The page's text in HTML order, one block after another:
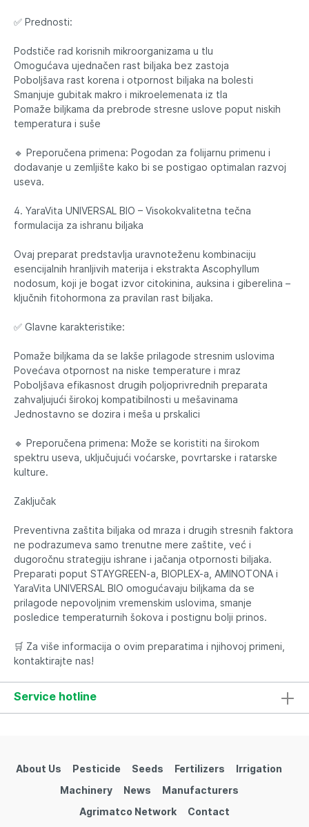
✅ Prednosti:
Podstiče rad korisnih mikroorganizama u tlu
Omogućava ujednačen rast biljaka bez zastoja
Poboljšava rast korena i otpornost biljaka na bolesti
Smanjuje gubitak makro i mikroelemenata iz tla
Pomaže biljkama da prebrode stresne uslove poput niskih
temperatura i suše
🔹 Preporučena primena: Pogodan za folijarnu primenu i
dodavanje u zemljište kako bi se postigao optimalan razvoj
useva.
4. YaraVita UNIVERSAL BIO – Visokokvalitetna tečna
formulacija za ishranu biljaka
Ovaj preparat predstavlja uravnoteženu kombinaciju
esencijalnih hranljivih materija i ekstrakta Ascophyllum
nodosum, koji je bogat izvor citokinina, auksina i giberelina –
ključnih fitohormona za pravilan rast biljaka.
✅ Glavne karakteristike:
Pomaže biljkama da se lakše prilagode stresnim uslovima
Povećava otpornost na niske temperature i mraz
Poboljšava efikasnost drugih poljoprivrednih preparata
zahvaljujući širokoj kompatibilnosti u mešavinama
Jednostavno se dozira i meša u prskalici
🔹 Preporučena primena: Može se koristiti na širokom
spektru useva, uključujući voćarske, povrtarske i ratarske
kulture.
Zaključak
Preventivna zaštita biljaka od mraza i drugih stresnih faktora
ne podrazumeva samo trenutne mere zaštite, već i
dugoročnu strategiju ishrane i jačanja otpornosti biljaka.
Preparati poput STAYGREEN-a, BIOPLEX-a, AMINOTONA i
YaraVita UNIVERSAL BIO omogućavaju biljkama da se
prilagode nepovoljnim vremenskim uslovima, smanje
posledice temperaturnih šokova i postignu bolji prinos.
🛒 Za više informacija o ovim preparatima i njihovoj primeni,
kontaktirajte nas!
Service hotline
About Us Pesticide Seeds Fertilizers
Irrigation
Machinery
News
Manufacturers
Agrimatco Network
Contact